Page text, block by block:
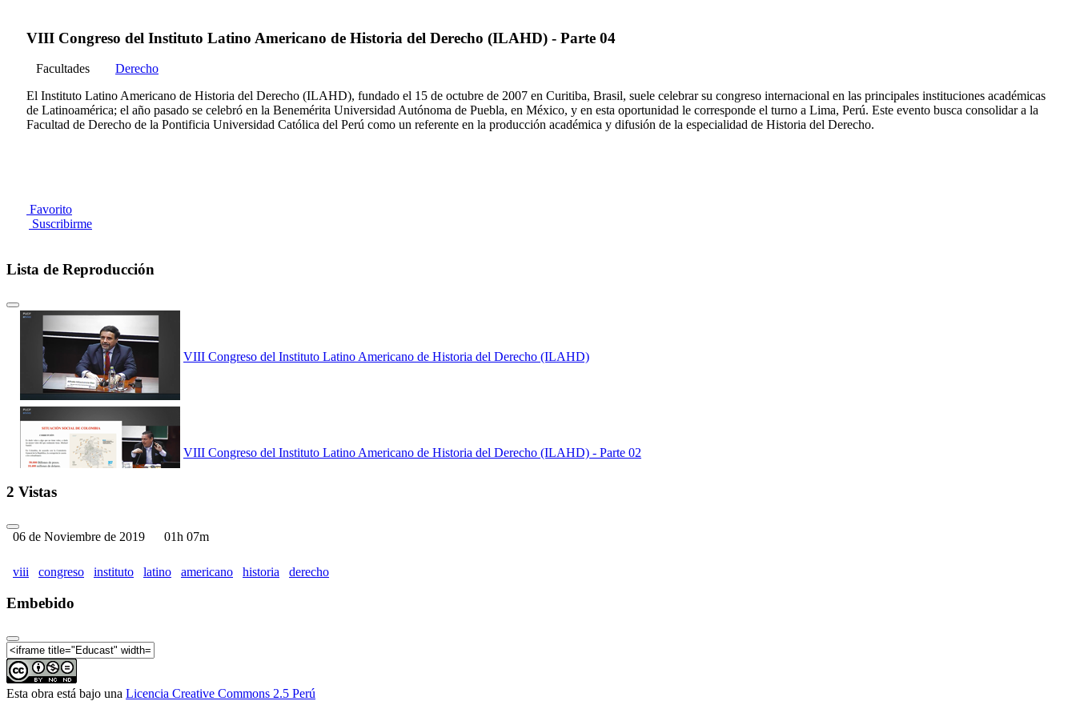
VIII Congreso del Instituto Latino Americano de Historia del Derecho (ILAHD) - Parte 04
Facultades
Derecho
El Instituto Latino Americano de Historia del Derecho (ILAHD), fundado el 15 de octubre de 2007 en Curitiba, Brasil, suele celebrar su congreso internacional en las principales instituciones académicas
de Latinoamérica; el año pasado se celebró en la Benemérita Universidad Autónoma de Puebla, en México, y en esta oportunidad le corresponde el turno a Lima, Perú. Este evento busca consolidar a la
Facultad de Derecho de la Pontificia Universidad Católica del Perú como un referente en la producción académica y difusión de la especialidad de Historia del Derecho.
Favorito
Suscribirme
Lista de Reproducción
VIII Congreso del Instituto Latino Americano de Historia del Derecho (ILAHD)
VIII Congreso del Instituto Latino Americano de Historia del Derecho (ILAHD) - Parte 02
2 Vistas
06 de Noviembre de 2019 01h 07m
viii congreso instituto latino americano historia derecho
Embebido
Esta obra está bajo una Licencia Creative Commons 2.5 Perú